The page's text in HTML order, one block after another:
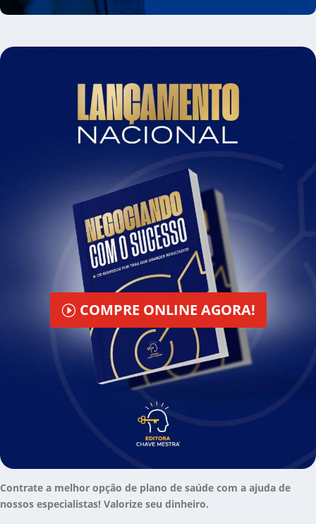
COMPRE ONLINE AGORA!
Contrate a melhor opção de plano de saúde com a ajuda de
nossos especialistas! Valorize seu dinheiro.